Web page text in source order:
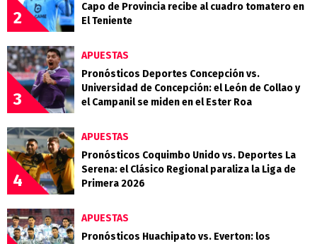
2
Capo de Provincia recibe al cuadro tomatero en
El Teniente
3
APUESTAS
Pronósticos Deportes Concepción vs.
Universidad de Concepción: el León de Collao y
el Campanil se miden en el Ester Roa
4
APUESTAS
Pronósticos Coquimbo Unido vs. Deportes La
Serena: el Clásico Regional paraliza la Liga de
Primera 2026
APUESTAS
Pronósticos Huachipato vs. Everton: los